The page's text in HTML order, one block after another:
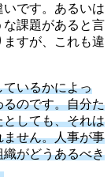
です。あるいは
な課題があると言
すが、これも違
いるかによっ
のです。自分た
しても、それは
せん。人事が事
がどうあるべき